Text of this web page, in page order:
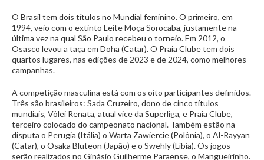
O Brasil tem dois títulos no Mundial feminino. O primeiro, em
1994, veio com o extinto Leite Moça Sorocaba, justamente na
última vez na qual São Paulo recebeu o torneio. Em 2012, o
Osasco levou a taça em Doha (Catar). O Praia Clube tem dois
quartos lugares, nas edições de 2023 e de 2024, como melhores
campanhas.
A competição masculina está com os oito participantes definidos.
Três são brasileiros: Sada Cruzeiro, dono de cinco títulos
mundiais, Vôlei Renata, atual vice da Superliga, e Praia Clube,
terceiro colocado do campeonato nacional. Também estão na
disputa o Perugia (Itália) o Warta Zawiercie (Polônia), o Al-Rayyan
(Catar), o Osaka Bluteon (Japão) e o Swehly (Líbia). Os jogos
serão realizados no Ginásio Guilherme Paraense, o Mangueirinho.